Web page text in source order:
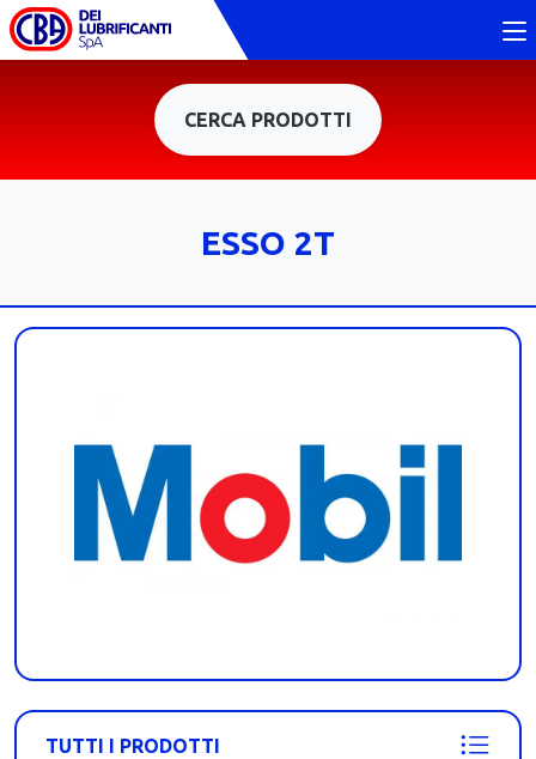
CERCA PRODOTTI
ESSO 2T
TUTTI I PRODOTTI